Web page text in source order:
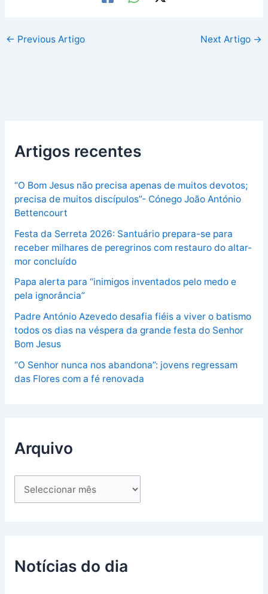
← Previous Artigo Next Artigo →
Artigos recentes
“O Bom Jesus não precisa apenas de muitos devotos;
precisa de muitos discípulos”- Cónego João António
Bettencourt
Festa da Serreta 2026: Santuário prepara-se para
receber milhares de peregrinos com restauro do altar-
mor concluído
Papa alerta para “inimigos inventados pelo medo e
pela ignorância”
Padre António Azevedo desafia fiéis a viver o batismo
todos os dias na véspera da grande festa do Senhor
Bom Jesus
“O Senhor nunca nos abandona”: jovens regressam
das Flores com a fé renovada
Arquivo
Notícias do dia